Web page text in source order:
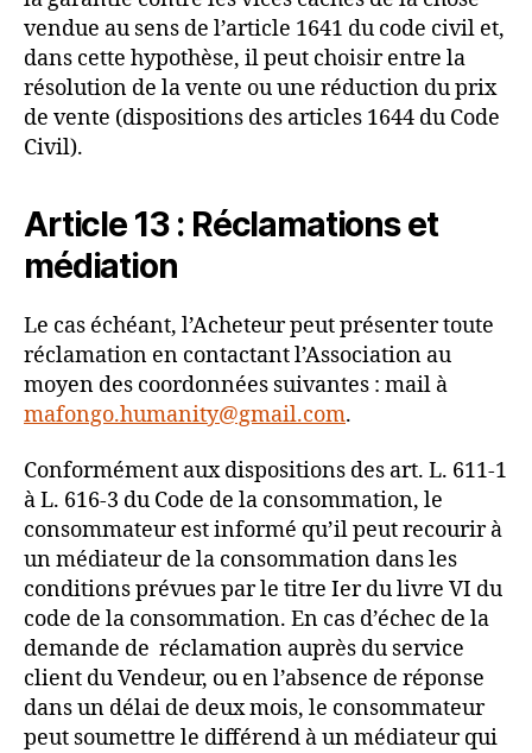
vendue au sens de l’article 1641 du code civil et,
dans cette hypothèse, il peut choisir entre la
résolution de la vente ou une réduction du prix
de vente (dispositions des articles 1644 du Code
Civil).
Article 13 : Réclamations et
médiation
Le cas échéant, l’Acheteur peut présenter toute
réclamation en contactant l’Association au
moyen des coordonnées suivantes : mail à
mafongo.humanity@gmail.com.
Conformément aux dispositions des art. L. 611-1
à L. 616-3 du Code de la consommation, le
consommateur est informé qu’il peut recourir à
un médiateur de la consommation dans les
conditions prévues par le titre Ier du livre VI du
code de la consommation. En cas d’échec de la
demande de réclamation auprès du service
client du Vendeur, ou en l’absence de réponse
dans un délai de deux mois, le consommateur
peut soumettre le différend à un médiateur qui